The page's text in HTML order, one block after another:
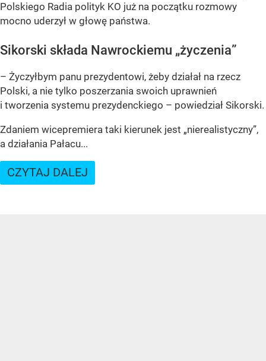
Polskiego Radia polityk KO już na początku rozmowy
mocno uderzył w głowę państwa.
Sikorski składa Nawrockiemu „życzenia”
– Życzyłbym panu prezydentowi, żeby działał na rzecz
Polski, a nie tylko poszerzania swoich uprawnień
i tworzenia systemu prezydenckiego – powiedział Sikorski.
Zdaniem wicepremiera taki kierunek jest „nierealistyczny”,
a działania Pałacu...
CZYTAJ DALEJ